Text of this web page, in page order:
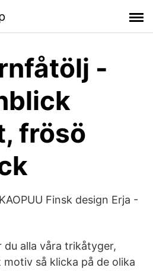
-
frösö
Finsk design Erja -
alla våra trikåtyger,
så klicka på de olika